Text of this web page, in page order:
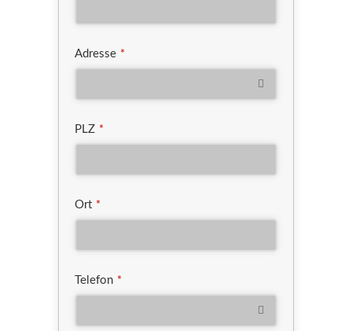
Adresse *
PLZ *
Ort *
Telefon *